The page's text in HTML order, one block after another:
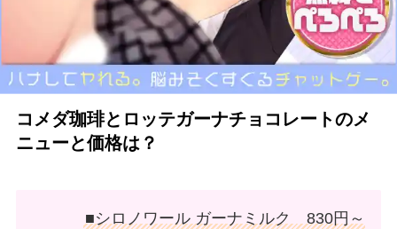
コメダ珈琲とロッテガーナチョコレートのメ
ニューと価格は？
■シロノワール ガーナミルク 830円～